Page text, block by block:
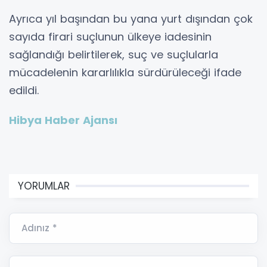
Ayrıca yıl başından bu yana yurt dışından çok
sayıda firari suçlunun ülkeye iadesinin
sağlandığı belirtilerek, suç ve suçlularla
mücadelenin kararlılıkla sürdürüleceği ifade
edildi.
Hibya Haber Ajansı
YORUMLAR
Adınız *